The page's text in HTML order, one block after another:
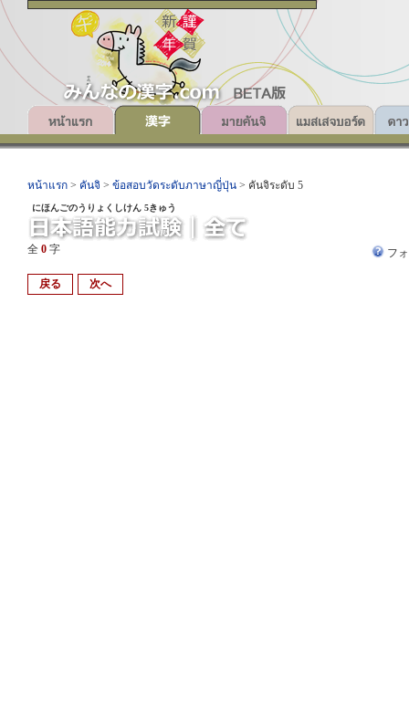
หน้าแรก > คันจิ > ข้อสอบวัดระดับภาษาญี่ปุ่น > คันจิระดับ 5
にほんごのうりょくしけん 5きゅう
全 0 字 フ
戻る 次へ